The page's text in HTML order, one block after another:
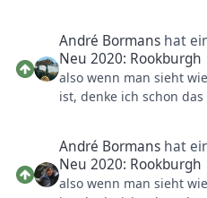
Straßenebene und
oder 2. Stock. Die
Themenwelt/Attraktion,
André Bormans hat
Neu 2020: Rookburgh
also wenn man sieht
ist, denke ich schon
Straßenebene und
oder 2. Stock. Die
Themenwelt/Attraktion,
André Bormans hat
Neu 2020: Rookburgh
also wenn man sieht